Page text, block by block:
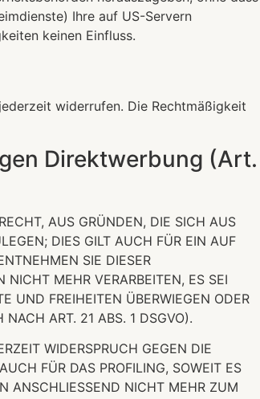
Ihre auf US-Servern
keinen Einfluss.
widerrufen. Die Rechtmäßigkeit
Direktwerbung (Art.
AUS GRÜNDEN, DIE SICH AUS
DIES GILT AUCH FÜR EIN AUF
SIE DIESER
NICHT MEHR VERARBEITEN, ES SEI
UND FREIHEITEN ÜBERWIEGEN ODER
ART. 21 ABS. 1 DSGVO).
WIDERSPRUCH GEGEN DIE
FÜR DAS PROFILING, SOWEIT ES
ANSCHLIESSEND NICHT MEHR ZUM